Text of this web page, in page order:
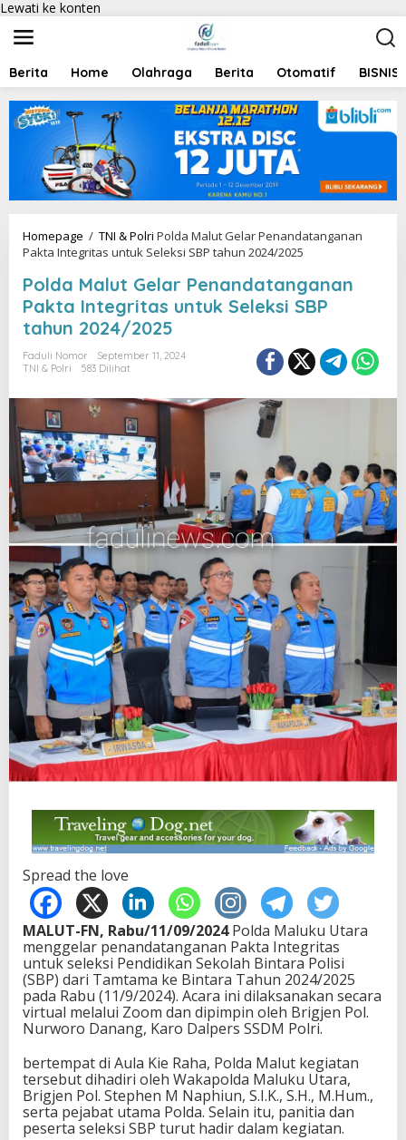
Lewati ke konten
Berita Home Olahraga Berita Otomatif BISNIS
Homepage / TNI & Polri Polda Malut Gelar Penandatanganan
Pakta Integritas untuk Seleksi SBP tahun 2024/2025
Polda Malut Gelar Penandatanganan
Pakta Integritas untuk Seleksi SBP
tahun 2024/2025
Faduli Nomor
September 11, 2024
TNI & Polri
583 Dilihat
Spread the love
MALUT-FN, Rabu/11/09/2024Polda Maluku Utara
menggelar penandatanganan Pakta Integritas
untuk seleksi Pendidikan Sekolah Bintara Polisi
(SBP) dari Tamtama ke Bintara Tahun 2024/2025
pada Rabu (11/9/2024). Acara ini dilaksanakan secara
virtual melalui Zoom dan dipimpin oleh Brigjen Pol.
Nurworo Danang, Karo Dalpers SSDM Polri.
bertempat di Aula Kie Raha, Polda Malut kegiatan
tersebut dihadiri oleh Wakapolda Maluku Utara,
Brigjen Pol. Stephen M Naphiun, S.I.K., S.H., M.Hum.,
serta pejabat utama Polda. Selain itu, panitia dan
peserta seleksi SBP turut hadir dalam kegiatan.